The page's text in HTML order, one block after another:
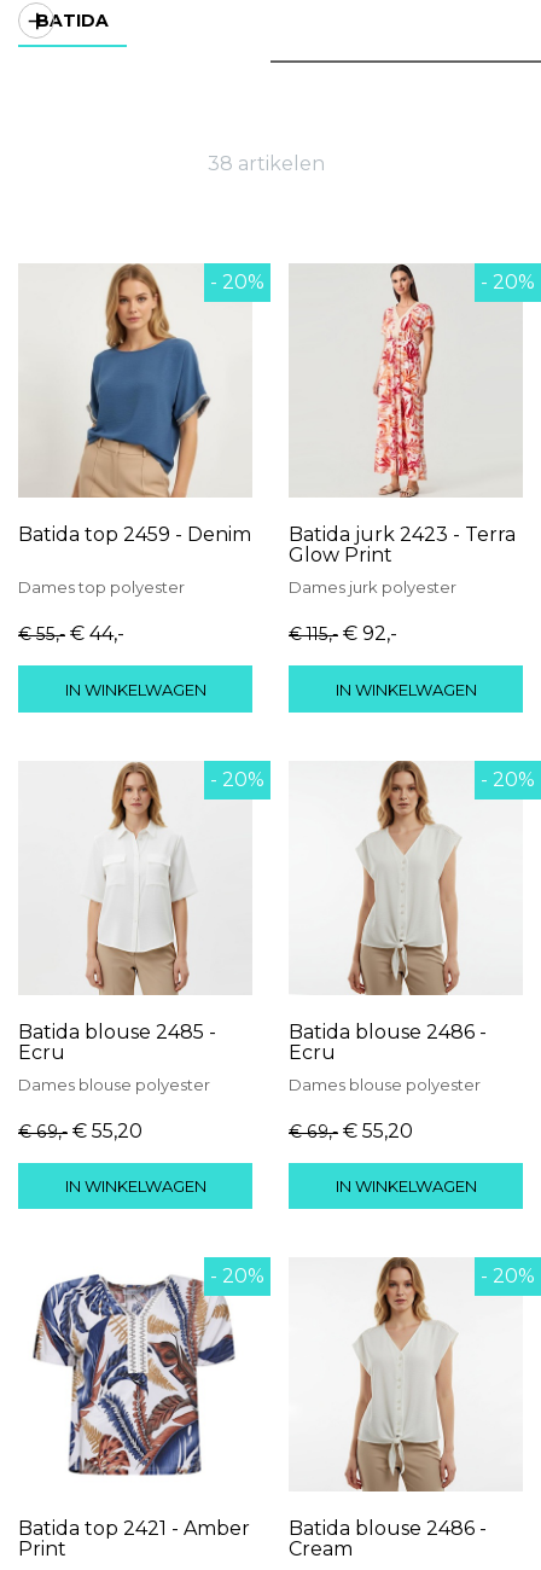
BATIDA
38 artikelen
- 20%
Batida top 2459 - Denim
Damestop polyester
€ 55,- € 44,-
IN WINKELWAGEN
- 20%
Batida jurk 2423 - Terra
Glow Print
Dames jurk polyester
€ 115,- € 92,-
IN WINKELWAGEN
- 20%
Batida blouse 2485 -
Ecru
Dames blouse polyester
€ 69,- € 55,20
IN WINKELWAGEN
- 20%
Batida blouse 2486 -
Ecru
Dames blouse polyester
€ 69,- € 55,20
IN WINKELWAGEN
- 20%
Batida top 2421 - Amber
Print
- 20%
Batida blouse 2486 -
Cream